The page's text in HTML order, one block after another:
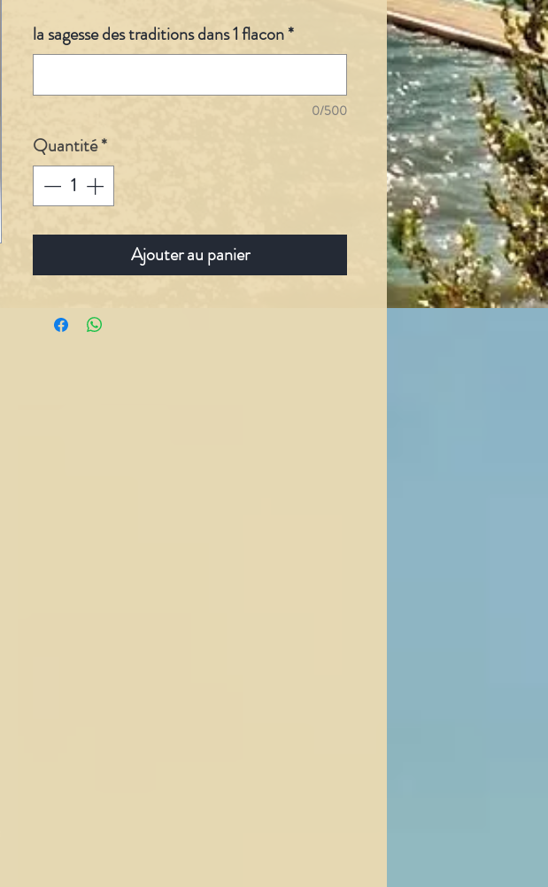
la sagesse des traditions dans 1 flacon*
0/500
Quantité*
Ajouter au panier